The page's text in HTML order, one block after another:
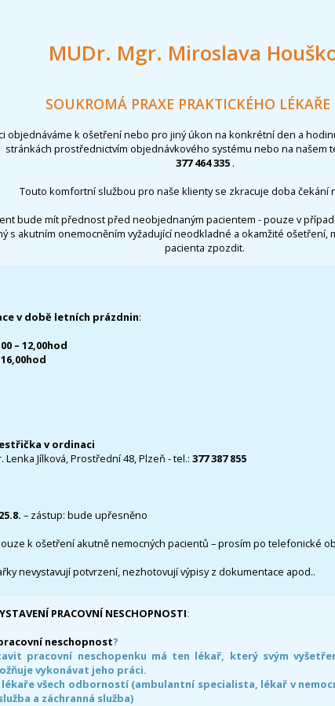
MUDr. Mgr. Miroslava
SOUKROMÁ PRAXE PRAKTICKÉHO LÉKAŘE
objednáváme k ošetření nebo pro jiný úkon na konkrétní den a
stránkách prostřednictvím objednávkového systému nebo na našem
377 464 335 .
Touto komfortní službou pro naše klienty se zkracuje doba čekání
bude mít přednost před neobjednaným pacientem - pouze v
s akutním onemocněním vyžadující neodkladné a okamžité ošetření,
pacienta zpozdit.
v době letních prázdnin:
– 12,00hod
v ordinaci
Lenka Jílková, Prostřední 48, Plzeň - tel.: 377 387 855
– zástup: bude upřesněno
k ošetření akutně nemocných pacientů – prosím po telefonické
nevystavují potvrzení, nezhotovují výpisy z dokumentace apod..
PRACOVNÍ NESCHOPNOSTI:
neschopnost?
pracovní neschopenku má ten lékař, který svým
vykonávat jeho práci.
všech odborností (ambulantní specialista, lékař v
a záchranná služba)